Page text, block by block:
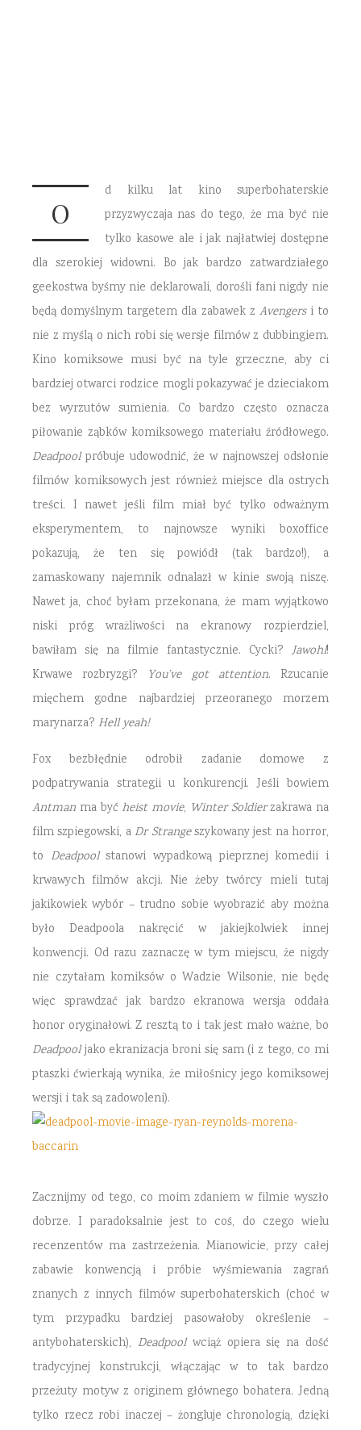
O
d kilku lat kino superbohaterskie
przyzwyczaja nas do tego, że ma być nie
tylko kasowe ale i jak najłatwiej dostępne
dla szerokiej widowni. Bo jak bardzo zatwardziałego
geekostwa byśmy nie deklarowali, dorośli fani nigdy nie
będą domyślnym targetem dla zabawek z Avengers i to
nie z myślą o nich robi się wersje filmów z dubbingiem.
Kino komiksowe musi być na tyle grzeczne, aby ci
bardziej otwarci rodzice mogli pokazywać je dzieciakom
bez wyrzutów sumienia. Co bardzo często oznacza
piłowanie ząbków komiksowego materiału źródłowego.
Deadpoolpróbuje udowodnić, że w najnowszej odsłonie
filmów komiksowych jest również miejsce dla ostrych
treści. I nawet jeśli film miał być tylko odważnym
eksperymentem, to najnowsze wyniki boxoffice
pokazują, że ten się powiódł (tak bardzo!), a
zamaskowany najemnik odnalazł w kinie swoją niszę.
Nawet ja, choć byłam przekonana, że mam wyjątkowo
niski próg wrażliwości na ekranowy rozpierdziel,
bawiłam się na filmie fantastycznie. Cycki? Jawohl!
Krwawe rozbryzgi? You’ve got attention. Rzucanie
mięchem godne najbardziej przeoranego morzem
marynarza? Hell yeah!
Fox bezbłędnie odrobił zadanie domowe z
podpatrywania strategii u konkurencji. Jeśli bowiem
Antman ma być heist movie, Winter Soldierzakrawa na
film szpiegowski, a Dr Strangeszykowany jest na horror,
to Deadpoolstanowi wypadkową pieprznej komedii i
krwawych filmów akcji. Nie żeby twórcy mieli tutaj
jakikowiek wybór – trudno sobie wyobrazić aby można
było Deadpoola nakręcić w jakiejkolwiek innej
konwencji. Od razu zaznaczę w tym miejscu, że nigdy
nie czytałam komiksów o Wadzie Wilsonie, nie będę
więc sprawdzać jak bardzo ekranowa wersja oddała
honor oryginałowi. Z resztą to i tak jest mało ważne, bo
Deadpooljako ekranizacja broni się sam (i z tego, co mi
ptaszki ćwierkają wynika, że miłośnicy jego komiksowej
wersji i tak są zadowoleni).
Zacznijmy od tego, co moim zdaniem w filmie wyszło
dobrze. I paradoksalnie jest to coś, do czego wielu
recenzentów ma zastrzeżenia. Mianowicie, przy całej
zabawie konwencją i próbie wyśmiewania zagrań
znanych z innych filmów superbohaterskich (choć w
tym przypadku bardziej pasowałoby określenie –
antybohaterskich), Deadpool wciąż opiera się na dość
tradycyjnej konstrukcji, włączając w to tak bardzo
przeżuty motyw z originem głównego bohatera. Jedną
tylko rzecz robi inaczej – żongluje chronologią, dzięki